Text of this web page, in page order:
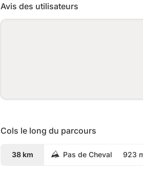
Avis des utilisateurs
Cols le long du parcours
38 km Pas de Cheval 923